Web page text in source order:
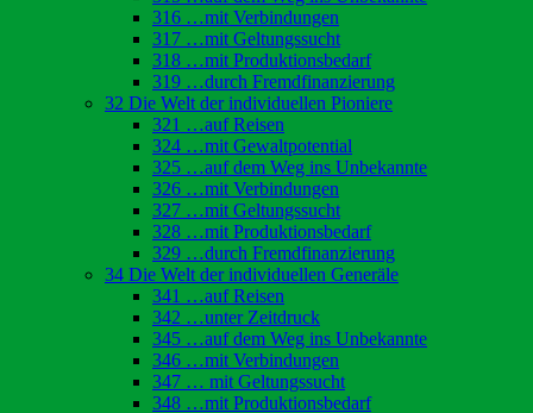
316 …mit Verbindungen
317 …mit Geltungssucht
318 …mit Produktionsbedarf
319 …durch Fremdfinanzierung
32 Die Welt der individuellen Pioniere
321 …auf Reisen
324 …mit Gewaltpotential
325 …auf dem Weg ins Unbekannte
326 …mit Verbindungen
327 …mit Geltungssucht
328 …mit Produktionsbedarf
329 …durch Fremdfinanzierung
34 Die Welt der individuellen Generäle
341 …auf Reisen
342 …unter Zeitdruck
345 …auf dem Weg ins Unbekannte
346 …mit Verbindungen
347 … mit Geltungssucht
348 …mit Produktionsbedarf